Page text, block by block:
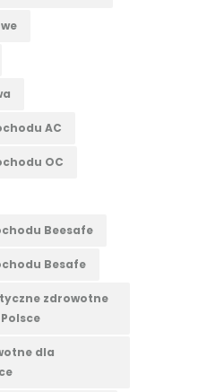
AC
OC
Beesafe
Besafe
zdrowotne
dla